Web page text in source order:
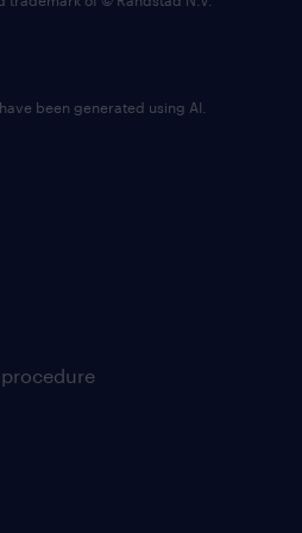
been generated using AI.